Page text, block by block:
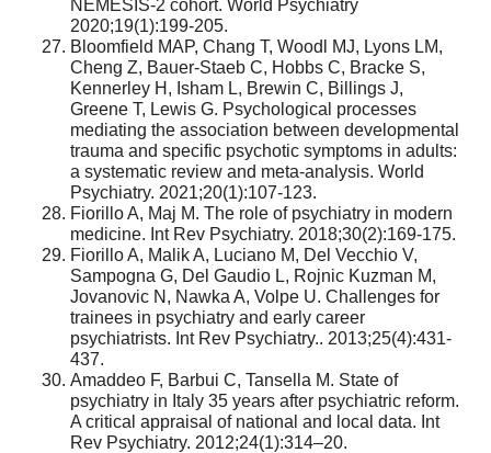
NEMESIS-2 cohort. World Psychiatry
2020;19(1):199-205.
Bloomfield MAP, Chang T, Woodl MJ, Lyons LM,
Cheng Z, Bauer-Staeb C, Hobbs C, Bracke S,
Kennerley H, Isham L, Brewin C, Billings J,
Greene T, Lewis G. Psychological processes
mediating the association between developmental
trauma and specific psychotic symptoms in adults:
a systematic review and meta-analysis. World
Psychiatry. 2021;20(1):107-123.
Fiorillo A, Maj M. The role of psychiatry in modern
medicine. Int Rev Psychiatry. 2018;30(2):169-175.
Fiorillo A, Malik A, Luciano M, Del Vecchio V,
Sampogna G, Del Gaudio L, Rojnic Kuzman M,
Jovanovic N, Nawka A, Volpe U. Challenges for
trainees in psychiatry and early career
psychiatrists. Int Rev Psychiatry.. 2013;25(4):431-
437.
Amaddeo F, Barbui C, Tansella M. State of
psychiatry in Italy 35 years after psychiatric reform.
A critical appraisal of national and local data. Int
Rev Psychiatry. 2012;24(1):314–20.